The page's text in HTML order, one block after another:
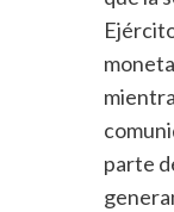
parte